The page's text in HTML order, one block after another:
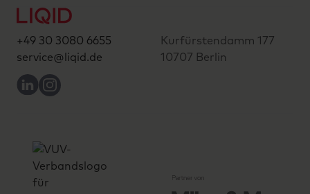
Kurfürstendamm 177
10707 Berlin
+49 30 3080 6655
service@liqid.de